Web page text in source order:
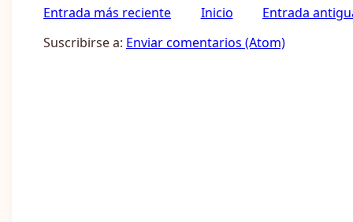
Entrada más reciente Entrada
Inicio
Suscribirse a: Enviar comentarios (Atom)